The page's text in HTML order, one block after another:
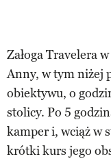
Załoga Travelera
Anny, w tym niżej
obiektywu, o
stolicy. Po 5
kamper i, wciąż w
krótki kurs jego